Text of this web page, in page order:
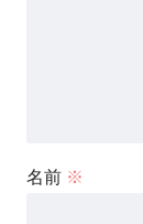
名前 ※